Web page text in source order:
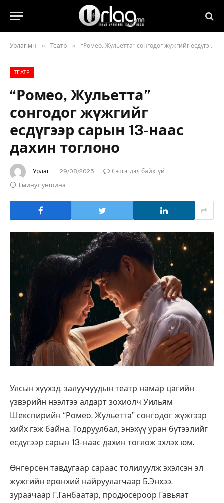
Урлаг.мн » Театр » “Ромео, Жульетта” сонгодог жүжгийг есдүгээр сарын 13-наас дахин тоглоно
ТЕАТР
“Ромео, Жульетта”
сонгодог жүжгийг
есдүгээр сарын 13-наас
дахин тоглоно
Урлаг 29/08/2025
Сэтгэгдэл байхгүй
1 минут уншина
Улсын хүүхэд, залуучуудын театр намар цагийн
үзвэрийн нээлтээ алдарт зохиолч Уильям
Шекспирийн “Ромео, Жульетта” сонгодог жүжгээр
хийх гэж байна. Тодруулбал, энэхүү уран бүтээлийг
есдүгээр сарын 13-наас дахин тоглож эхлэх юм.
Өнгөрсөн тавдугаар сараас толилуулж эхэлсэн эл
жүжгийн ерөнхий найруулагчаар Б.Энхээ,
зураачаар Г.Ганбаатар, продюсероор Гавьяат